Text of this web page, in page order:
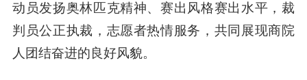
动员发扬奥林匹克精神、赛出风格赛出水平，裁
判员公正执裁，志愿者热情服务，共同展现商院
人团结奋进的良好风貌。